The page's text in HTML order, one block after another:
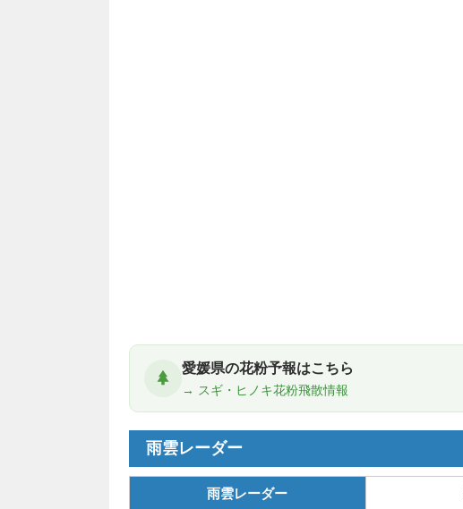
愛媛県の花粉予報はこちら
→ スギ・ヒノキ花粉飛散情報
雨雲レーダー
雨雲レーダー